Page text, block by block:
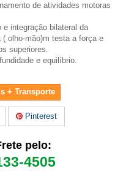
de atividades motoras
e integração bilateral da
olho-mão)m testa a força e
superiores.
e equilíbrio.
+ Transporte
Pinterest
pelo:
4505